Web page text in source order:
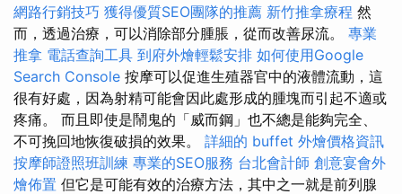
網路行銷技巧 獲得優質SEO團隊的推薦 新竹推拿療程 然
而，透過治療，可以消除部分腫脹，從而改善尿流。 專業
推拿 電話查詢工具 到府外燴輕鬆安排 如何使用Google
Search Console 按摩可以促進生殖器官中的液體流動，這
很有好處，因為射精可能會因此處形成的腫塊而引起不適或
疼痛。 而且即使是鬧鬼的「威而鋼」也不總是能夠完全、
不可挽回地恢復破損的效果。 詳細的 buffet 外燴價格資訊
按摩師證照班訓練 專業的SEO服務 台北會計師 創意宴會外
燴佈置 但它是可能有效的治療方法，其中之一就是前列腺